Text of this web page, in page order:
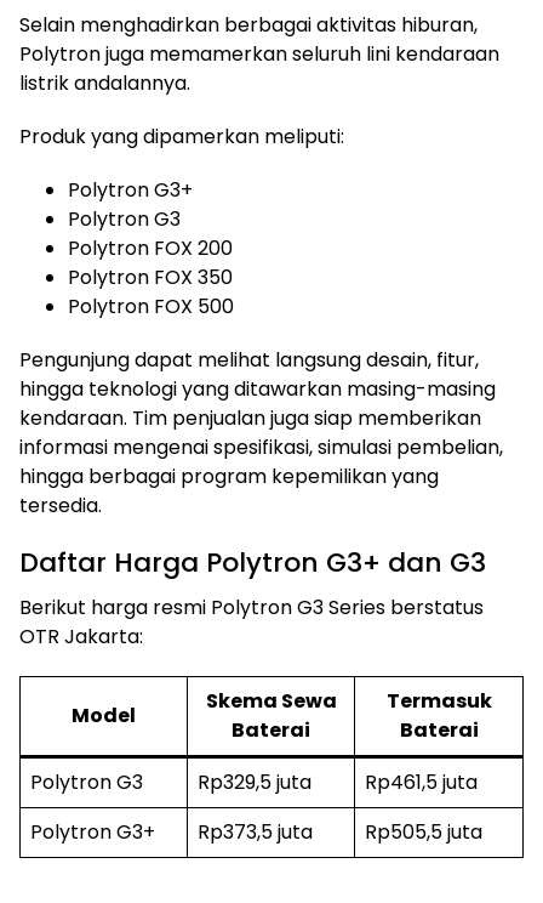
Selain menghadirkan berbagai aktivitas hiburan,
Polytron juga memamerkan seluruh lini kendaraan
listrik andalannya.
Produk yang dipamerkan meliputi:
Polytron G3+
Polytron G3
Polytron FOX 200
Polytron FOX 350
Polytron FOX 500
Pengunjung dapat melihat langsung desain, fitur,
hingga teknologi yang ditawarkan masing-masing
kendaraan. Tim penjualan juga siap memberikan
informasi mengenai spesifikasi, simulasi pembelian,
hingga berbagai program kepemilikan yang
tersedia.
Daftar Harga Polytron G3+ dan G3
Berikut harga resmi Polytron G3 Series berstatus
OTR Jakarta:
Model
Skema Sewa
Baterai
Termasuk
Baterai
Polytron G3
Rp329,5 juta
Rp461,5 juta
Polytron G3+
Rp373,5 juta Rp505,5 juta